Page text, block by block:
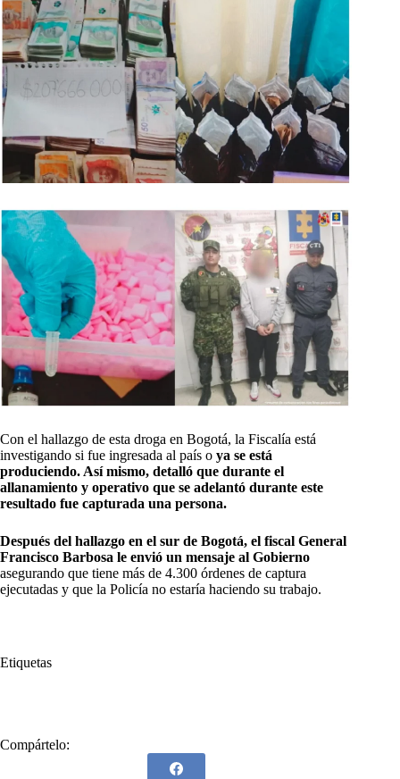
Con el hallazgo de esta droga en Bogotá, la Fiscalía está
investigando si fue ingresada al país o ya se está
produciendo. Así mismo, detalló que durante el
allanamiento y operativo que se adelantó durante este
resultado fue capturada una persona.
Después del hallazgo en el sur de Bogotá, el fiscal General
Francisco Barbosa le envió un mensaje al Gobierno
asegurando que tiene más de 4.300 órdenes de captura
ejecutadas y que la Policía no estaría haciendo su trabajo.
Etiquetas
Compártelo: